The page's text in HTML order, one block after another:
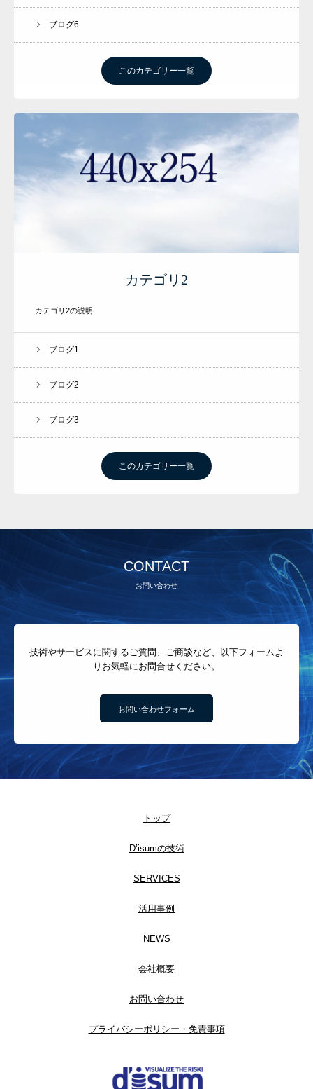
ブログ6
このカテゴリー一覧
カテゴリ2
カテゴリ2の説明
ブログ1
ブログ2
ブログ3
このカテゴリー一覧
CONTACT
お問い合わせ
技術やサービスに関するご質問、ご商談など、以下フォームよ
りお気軽にお問合せください。
お問い合わせフォーム
トップ
D’isumの技術
SERVICES
活用事例
NEWS
会社概要
お問い合わせ
プライバシーポリシー・免責事項